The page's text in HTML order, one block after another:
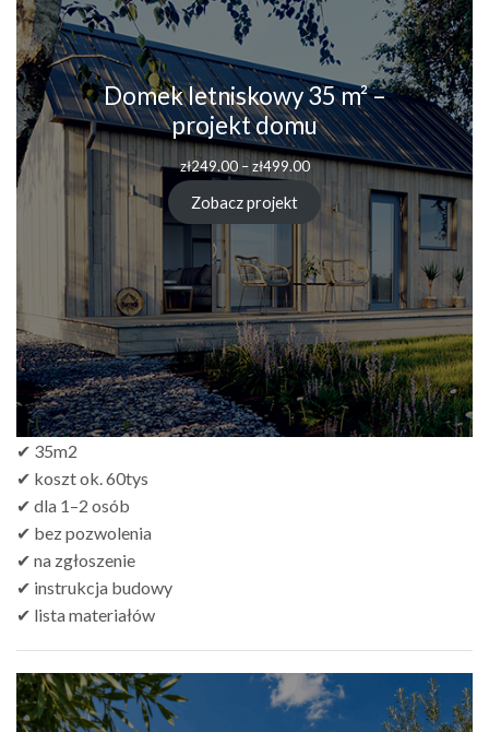
Domek letniskowy 35 m² –
projekt domu
zł249.00 – zł499.00
Zobacz projekt
✔ 35m2
✔ koszt ok. 60tys
✔ dla 1–2 osób
✔ bez pozwolenia
✔ na zgłoszenie
✔ instrukcja budowy
✔ lista materiałów